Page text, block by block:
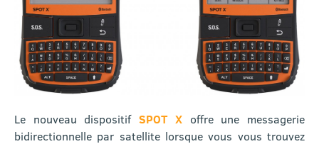
Le nouveau dispositifSPOT Xoffre une messagerie
bidirectionnelle par satellite lorsque vous vous trouvez